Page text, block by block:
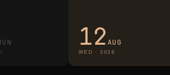
12 AUG
WED · 2026